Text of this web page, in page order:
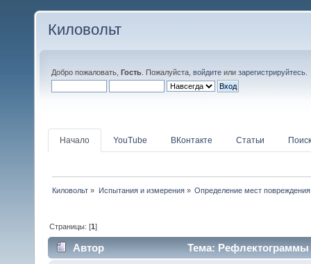
Киловольт
Добро пожаловать, Гость . Пожалуйста, войдите или зарегистрируйтесь
Начало YouTube ВКонтакте Статьи Поиск
Киловольт » Испытания и измерения» Определение мест повреждения
Страницы: [1]
Автор Тема: Рефлектограммы